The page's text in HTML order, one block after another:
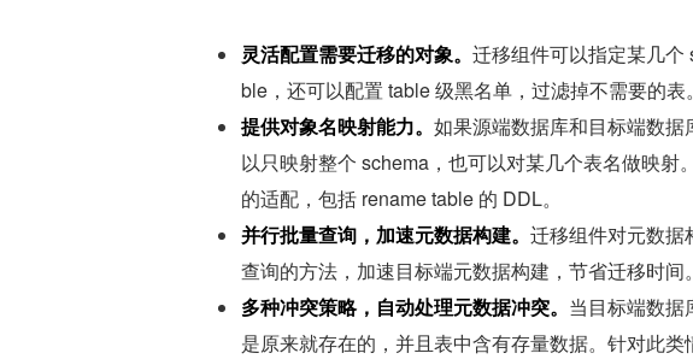
灵活配置需要迁移的对象。 迁移组件可以指定某几
ble，还可以配置 table 级黑名单，过滤掉不需要的表。
提供对象名映射能力。 如果源端数据库和目标端数
以只映射整个 schema，也可以对某几个表名做映
的适配，包括 rename table 的 DDL。
并行批量查询，加速元数据构建。 迁移组件对元数据
查询的方法，加速目标端元数据构建，节省迁移时间。
多种冲突策略，自动处理元数据冲突。 当目标端数据
是原来就存在的，并且表中含有存量数据。针对此